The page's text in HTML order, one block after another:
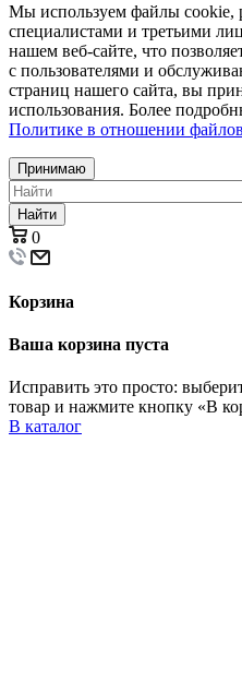
Мы используем файлы cookie,
специалистами и третьими
нашем веб-сайте, что
с пользователями и
страниц нашего сайта, вы
использования. Более
Политике в отношении
Принимаю
Найти
0
Корзина
Ваша корзина пуста
Исправить это просто:
товар и нажмите кнопку «В
В каталог